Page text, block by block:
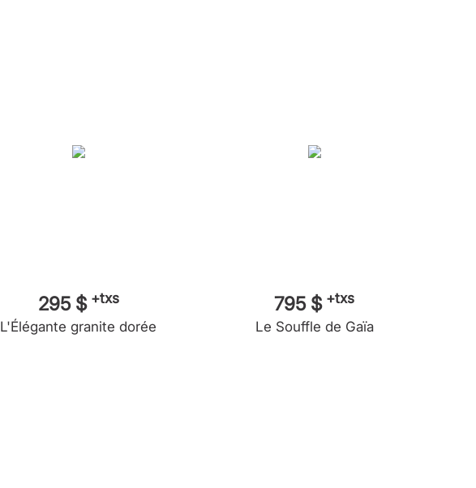
295 $+txs
L'Élégante granite dorée
795 $ +txs
Le Souffle de Gaïa